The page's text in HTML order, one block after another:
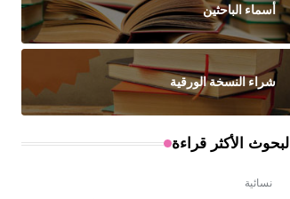
أسماء الباحثين
شراء النسخة الورقية
البحوث الأكثر قراءة
نسائية